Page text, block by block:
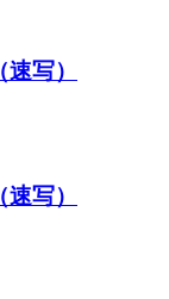
写）
写）